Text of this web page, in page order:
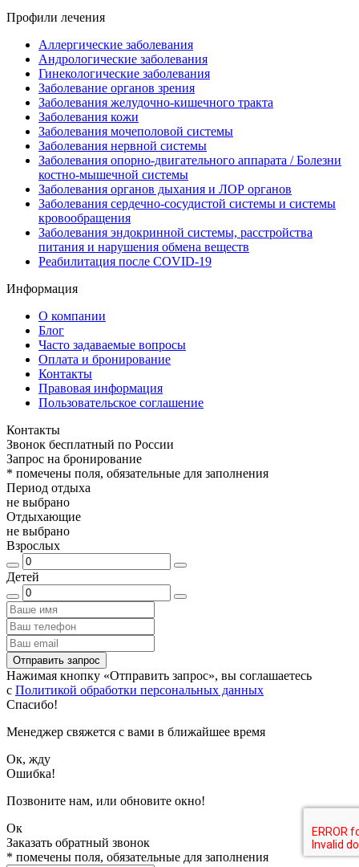
Профили лечения
Аллергические заболевания
Андрологические заболевания
Гинекологические заболевания
Заболевание органов зрения
Заболевания желудочно-кишечного тракта
Заболевания кожи
Заболевания мочеполовой системы
Заболевания нервной системы
Заболевания опорно-двигательного аппарата / Болезни
костно-мышечной системы
Заболевания органов дыхания и ЛОР органов
Заболевания сердечно-сосудистой системы и системы
кровообращения
Заболевания эндокринной системы, расстройства
питания и нарушения обмена веществ
Реабилитация после COVID-19
Информация
О компании
Блог
Часто задаваемые вопросы
Оплата и бронирование
Контакты
Правовая информация
Пользовательское соглашение
Контакты
Звонок бесплатный по России
Запрос на бронирование
* помечены поля, обязательные для заполнения
Период отдыха
не выбрано
Отдыхающие
не выбрано
Взрослых
Детей
Отправить запрос
Нажимая кнопку «Отправить запрос», вы соглашаетесь
с Политикой обработки персональных данных
Спасибо!
Менеджер свяжется с вами в ближайшее время
Ок, жду
Ошибка!
Позвоните нам, или обновите окно!
Ок
Заказать обратный звонок
* помечены поля, обязательные для заполнения